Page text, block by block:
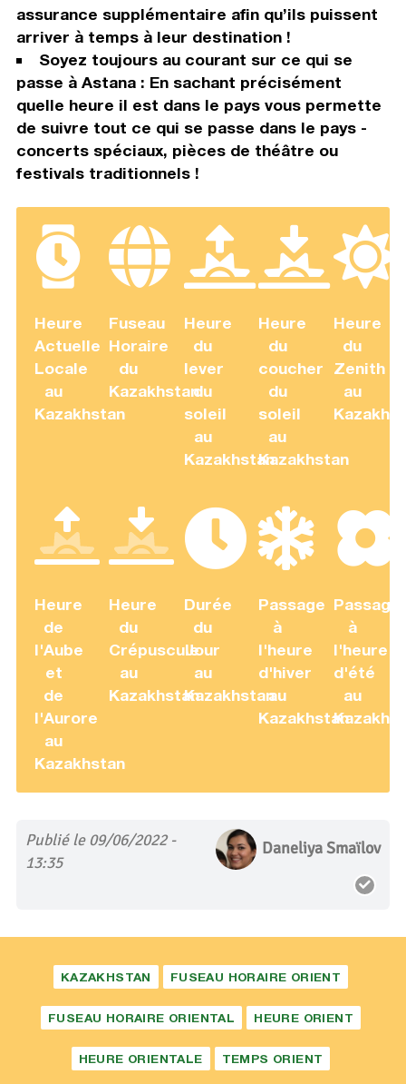
assurance supplémentaire afin qu’ils puissent
arriver à temps à leur destination !
Soyez toujours au courant sur ce qui se
passe à Astana : En sachant précisément
quelle heure il est dans le pays vous permette
de suivre tout ce qui se passe dans le pays -
concerts spéciaux, pièces de théâtre ou
festivals traditionnels !
Heure
Actuelle
Locale
au
Kazakhstan
Fuseau
Horaire
du
Kazakhstan
Heure
du
lever
du
soleil
au
Kazakhstan
Heure
du
coucher
du
soleil
au
Kazakhstan
Heure
du
Zenith
au
Heure
de
l'Aube
et
de
l'Aurore
au
Kazakhstan
Heure
du
Crépuscule
au
Kazakhstan
Durée
du
Jour
au
Kazakhstan
Passage
à
l'heure
d'hiver
au
Kazakhstan
Passage
à
l'heure
d'été
au
Publié le 09/06/2022 -
13:35
Daneliya Smaïlov
KAZAKHSTAN FUSEAU HORAIRE ORIENT
FUSEAU HORAIRE ORIENTAL HEURE ORIENT
HEURE ORIENTALE TEMPS ORIENT